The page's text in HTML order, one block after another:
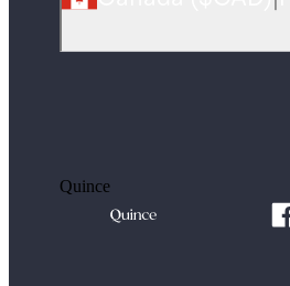
Quince